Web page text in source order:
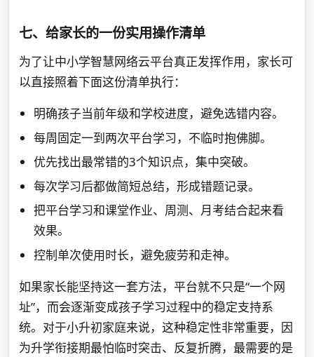
七、给家长的一份实用操作清单
为了让中小学智慧网络云平台真正发挥作用，家长可
以直接照着下面这份清单执行：
明确孩子当前年级和学校进度，避免选错内容。
每周固定一到两次平台学习，不临时抱佛脚。
优先找出最常错的3个知识点，集中突破。
每次学习后都做简短总结，形成错题记录。
把平台学习和课堂作业、周测、月考结合起来看
效果。
控制单次使用时长，避免疲劳和走神。
如果家长能坚持这一套方法，平台就不只是“一个网
址”，而会逐渐变成孩子学习过程中的稳定支持系
统。对于小升初家庭来说，这种稳定性非常重要，因
为升学衔接期最怕临时突击、反复折腾，最需要的是